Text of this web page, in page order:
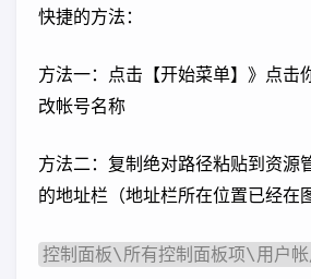
快捷的方法：
方法一：点击【开始菜单】》点击
改帐号名称
方法二：复制绝对路径粘贴到资源
的地址栏（地址栏所在位置已经在
控制面板\所有控制面板项\用户